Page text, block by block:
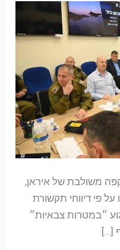
משולבת של איראן,
על פי דיווחי תקשורת
״במטרות צבאיות״
[…]